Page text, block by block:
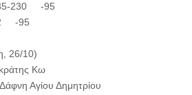
230 -95
-95
26/10)
Κω
Αγίου Δημητρίου